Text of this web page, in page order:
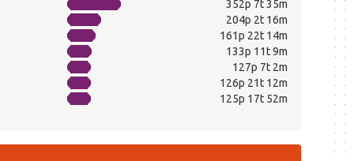
352p 7t 35m
204p 2t 16m
161p 22t 14m
133p 11t 9m
127p 7t 2m
126p 21t 12m
125p 17t 52m